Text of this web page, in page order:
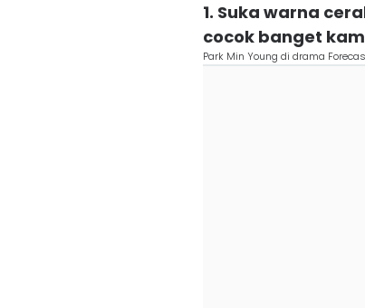
1. Suka warna
cocok banget
Park Min Young di drama